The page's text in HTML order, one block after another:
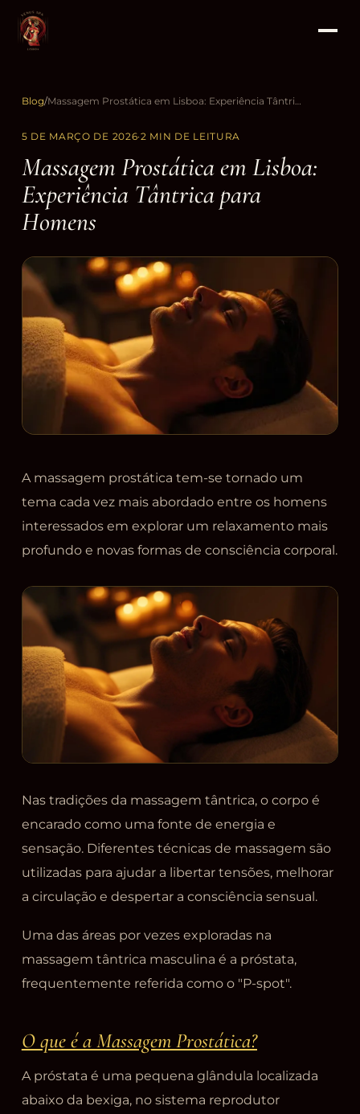
Blog/ Massagem Prostática em Lisboa: Experiência Tântrica para Homens
5 DE MARÇO DE 2026·2 MIN DE LEITURA
Massagem Prostática em Lisboa:
Experiência Tântrica para
Homens
A massagem prostática tem-se tornado um
tema cada vez mais abordado entre os homens
interessados em explorar um relaxamento mais
profundo e novas formas de consciência corporal.
Nas tradições da massagem tântrica, o corpo é
encarado como uma fonte de energia e
sensação. Diferentes técnicas de massagem são
utilizadas para ajudar a libertar tensões, melhorar
a circulação e despertar a consciência sensual.
Uma das áreas por vezes exploradas na
massagem tântrica masculina é a próstata,
frequentemente referida como o "P-spot".
O que é a Massagem Prostática?
A próstata é uma pequena glândula localizada
abaixo da bexiga, no sistema reprodutor